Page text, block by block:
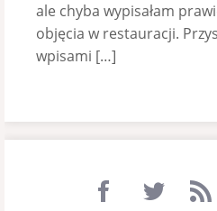
ale chyba wypisałam
objęcia w restauracji.
wpisami […]